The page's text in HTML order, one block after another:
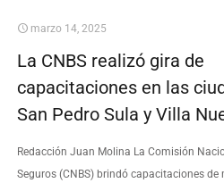
marzo 14, 2025
La CNBS realizó gira de
capacitaciones en las
San Pedro Sula y Villa
Redacción Juan Molina La Comisión
Seguros (CNBS) brindó capacitaciones de